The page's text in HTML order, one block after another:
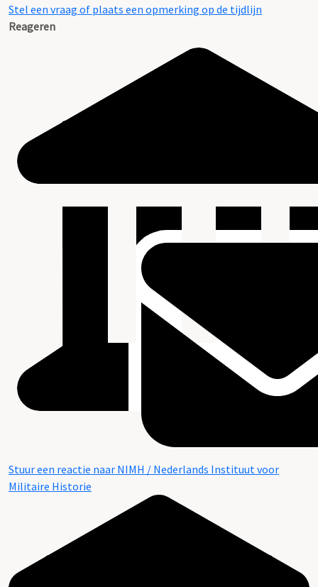
Stel een vraag of plaats een opmerking op de tijdlijn
Reageren
Stuur een reactie naar NIMH / Nederlands Instituut voor
Militaire Historie